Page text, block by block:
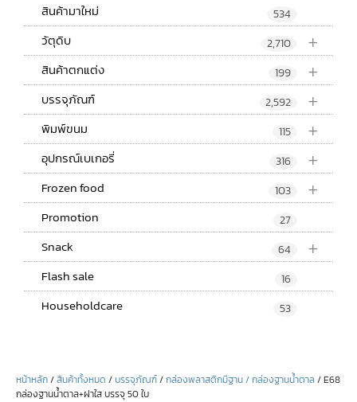
สินค้ามาใหม่ 534
+
วัตุดิบ 2,710
+
สินค้าตกแต่ง 199
+
บรรจุภัณฑ์ 2,592
+
พิมพ์ขนม 115
+
อุปกรณ์เบเกอรี่ 316
+
Frozen food 103
Promotion 27
+
Snack 64
Flash sale 16
Householdcare 53
หน้าหลัก/สินค้าทั้งหมด /บรรจุภัณฑ์/กล่องพลาสติกมีฐาน / กล่องฐานน้ำตาล/ E68
กล่องฐานน้ำตาล+ฝาใส บรรจุ 50 ใบ